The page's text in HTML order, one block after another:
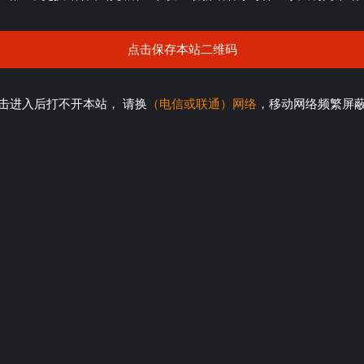
点击保存本站二维码
进入后打不开本站， 请换 （电信或联通）网络 ，移动网络频繁屏